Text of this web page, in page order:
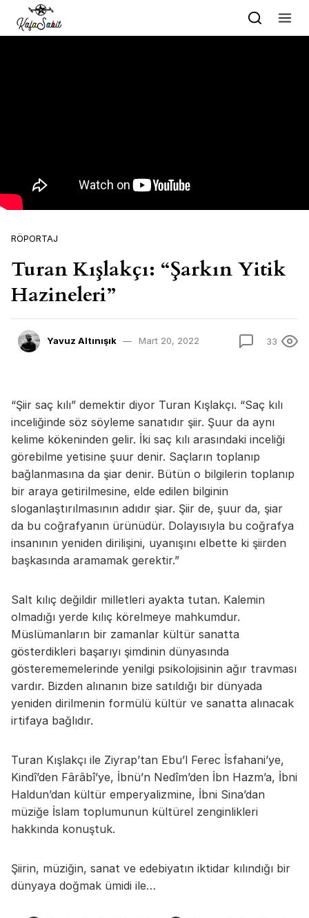
Skip to content
RÖPORTAJ
Turan Kışlakçı: “Şarkın Yitik
Hazineleri”
Yavuz Altınışık Mart 20, 2022 33
“Şiir saç kılı” demektir diyor Turan Kışlakçı. “Saç kılı
inceliğinde söz söyleme sanatıdır şiir. Şuur da aynı
kelime kökeninden gelir. İki saç kılı arasındaki inceliği
görebilme yetisine şuur denir. Saçların toplanıp
bağlanmasına da şiar denir. Bütün o bilgilerin toplanıp
bir araya getirilmesine, elde edilen bilginin
sloganlaştırılmasının adıdır şiar. Şiir de, şuur da, şiar
da bu coğrafyanın ürünüdür. Dolayısıyla bu coğrafya
insanının yeniden dirilişini, uyanışını elbette ki şiirden
başkasında aramamak gerektir.”
Salt kılıç değildir milletleri ayakta tutan. Kalemin
olmadığı yerde kılıç körelmeye mahkumdur.
Müslümanların bir zamanlar kültür sanatta
gösterdikleri başarıyı şimdinin dünyasında
gösterememelerinde yenilgi psikolojisinin ağır travması
vardır. Bizden alınanın bize satıldığı bir dünyada
yeniden dirilmenin formülü kültür ve sanatta alınacak
irtifaya bağlıdır.
Turan Kışlakçı ile Ziyrap’tan Ebu’l Ferec İsfahani’ye,
Kindî’den Fârâbî’ye, İbnü’n Nedîm’den İbn Hazm’a, İbni
Haldun’dan kültür emperyalizmine, İbni Sina’dan
müziğe İslam toplumunun kültürel zenginlikleri
hakkında konuştuk.
Şiirin, müziğin, sanat ve edebiyatın iktidar kılındığı bir
dünyaya doğmak ümidi ile…